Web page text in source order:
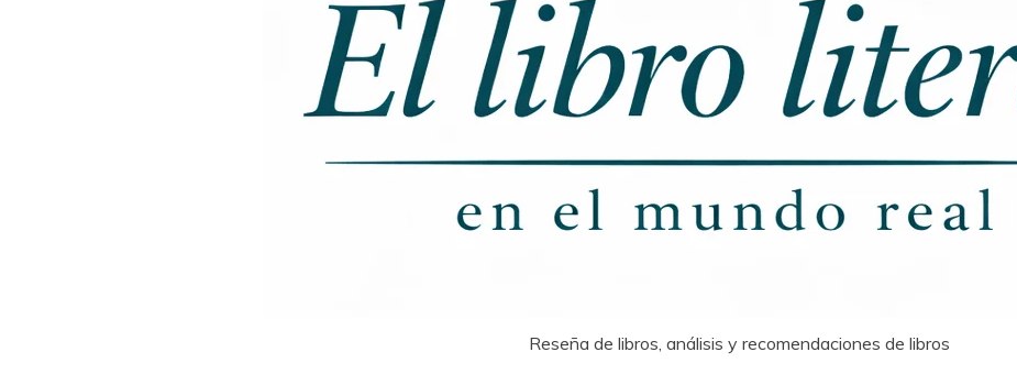
Reseña de libros, análisis y recomendaciones de libros